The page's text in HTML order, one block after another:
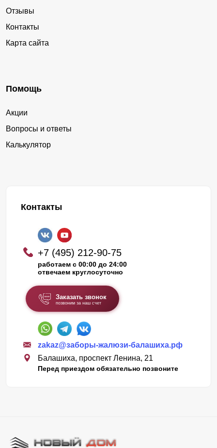
Отзывы
Контакты
Карта сайта
Помощь
Акции
Вопросы и ответы
Калькулятор
Контакты
+7 (495) 212-90-75
работаем с 00:00 до 24:00
отвечаем круглосуточно
Заказать звонок
позвоним за наш счет
zakaz@заборы-жалюзи-балашиха.рф
Балашиха, проспект Ленина, 21
Перед приездом обязательно позвоните